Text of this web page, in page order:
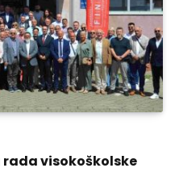
visokoškolske